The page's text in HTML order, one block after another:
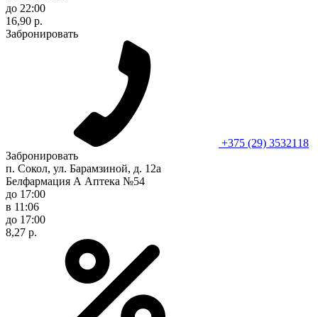
до 22:00
16,90 р.
Забронировать
+375 (29) 3532118
Забронировать
п. Сокол, ул. Барамзиной, д. 12а
Белфармация А Аптека №54
до 17:00
в 11:06
до 17:00
8,27 р.